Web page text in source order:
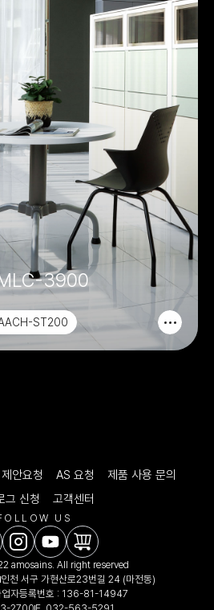
3900
ST200
제안요청 AS 요청
제품 사용 문의
그 신청
고객센터
US
amosains. All right reserved
인천 서구 가현산로23번길 24 (마전동)
업자등록번호 : 136-81-14947